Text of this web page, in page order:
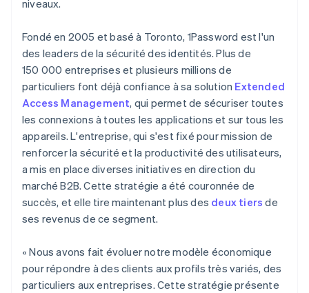
Stripe Sessions 2026
Découvrez comment Stripe construit l’infrastructure
Regarder la vidéo
niveaux.
Fondé en 2005 et basé à Toronto, 1Password est l'un
des leaders de la sécurité des identités. Plus de
150 000 entreprises et plusieurs millions de
particuliers font déjà confiance à sa solution Extended
Access Management, qui permet de sécuriser toutes
les connexions à toutes les applications et sur tous les
appareils. L'entreprise, qui s'est fixé pour mission de
renforcer la sécurité et la productivité des utilisateurs,
a mis en place diverses initiatives en direction du
marché B2B. Cette stratégie a été couronnée de
succès, et elle tire maintenant plus des deux tiers de
ses revenus de ce segment.
« Nous avons fait évoluer notre modèle économique
pour répondre à des clients aux profils très variés, des
particuliers aux entreprises. Cette stratégie présente
English
EnglishFrançais
Chine continentale
简体中文English
Chypre
English
Croatie
EnglishItaliano
Danemark
English
Émirats arabes unis
English
Espagne
Español English
Estonie
États-Unis
EnglishEspañol 简体中文
Finlande
EnglishSvenska